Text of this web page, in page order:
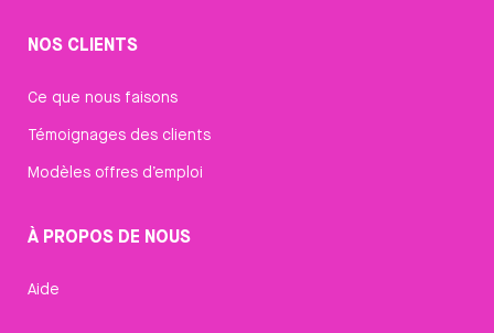
NOS CLIENTS
Ce que nous faisons
Témoignages des clients
Modèles offres d’emploi
À PROPOS DE NOUS
Aide